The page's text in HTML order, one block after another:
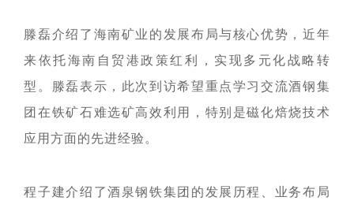
探索更多 
海南矿业成立于2007年，
团共同出资成立，2014年
在上海证券交易所挂牌上
市（股票代码：
601969）。
海南矿业成立于2007年，
我们坚持"产业运营+产业
投资"双轮驱动，持续推进
战略转型，目前已完成"铁
矿石+油气+新能源"三大赛
道的产业布局。
探索更多 
探索更多
面向全球，绿色发展，持
续成长"的发展理念，积极
响应"双碳"目标行动，切实
履行企业社会责任，与利
及时回应资本市场及投资
者的关切问题，增进投资
者对企业价值及经营理念
互信的资本市场生态圈。
探索更多 
及时回应资本市场及投资
的认同感，努力构建和谐
这里是我们与世界分享最
新动态和创新成果的窗
口，致力于与您保持紧密
业的关注，期待与您共同
探索更多 
人才是推动公司发展的核
心动力。我们重视团队合
作、开放沟通、持续学习
和个人成长，期待您的加
入，一起开启新的旅程。
探索更多 
滕磊介绍了海南矿业的发展布局与核心优势，近年
来依托海南自贸港政策红利，实现多元化战略转
型。滕磊表示，此次到访希望重点学习交流酒钢集
团在铁矿石难选矿高效利用，特别是磁化焙烧技术
应用方面的先进经验。
程子建介绍了酒泉钢铁集团的发展历程、业务布局